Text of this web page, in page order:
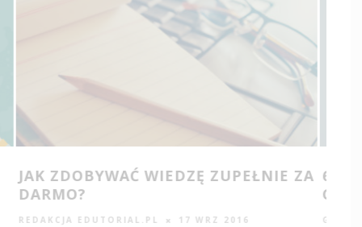
10 KSIĄŻEK, POLECANYCH DLA OSÓB
STAWIAJĄCYCH NA ROZWÓJ
JAKUB LEWANDOWSKI 6 WRZ 2016